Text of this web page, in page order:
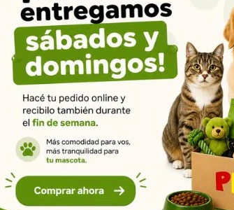
Antiderrame con
Lento
$ 406
Capa de